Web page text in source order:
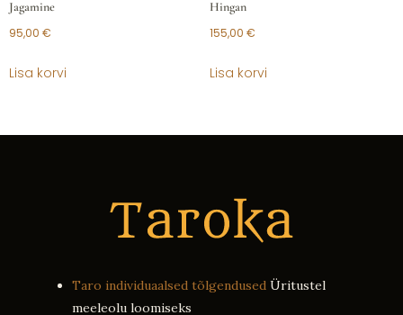
Jagamine
95,00 €
Lisa korvi
Hingan
155,00 €
Lisa korvi
Taro individuaalsed tõlgendused Üritustel
meeleolu loomiseks